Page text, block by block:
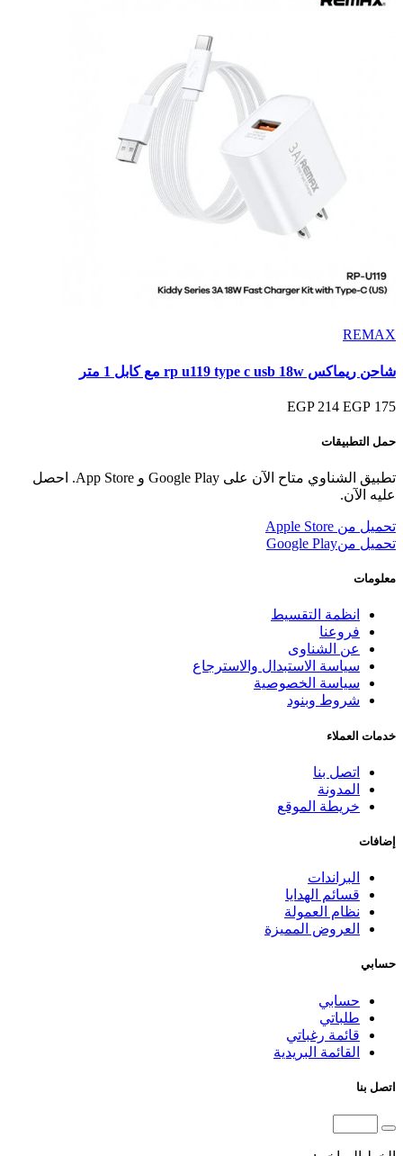
REMAX
شاحن ريماكس rp u119 type c usb 18w مع كابل 1 متر
175 EGP
214 EGP
حمل التطبيقات
تطبيق الشناوي متاح الآن على Google Play و App Store. احصل
عليه الآن.
تحميل من Apple Store
تحميل منGoogle Play
معلومات
انظمة التقسيط
فروعنا
عن الشناوى
سياسة الاستبدال والاسترجاع
سياسة الخصوصية
شروط وبنود
خدمات العملاء
اتصل بنا
المدونة
خريطة الموقع
إضافات
البراندات
قسائم الهدايا
نظام العمولة
العروض المميزة
حسابي
حسابي
طلباتي
قائمة رغباتي
القائمة البريدية
اتصل بنا